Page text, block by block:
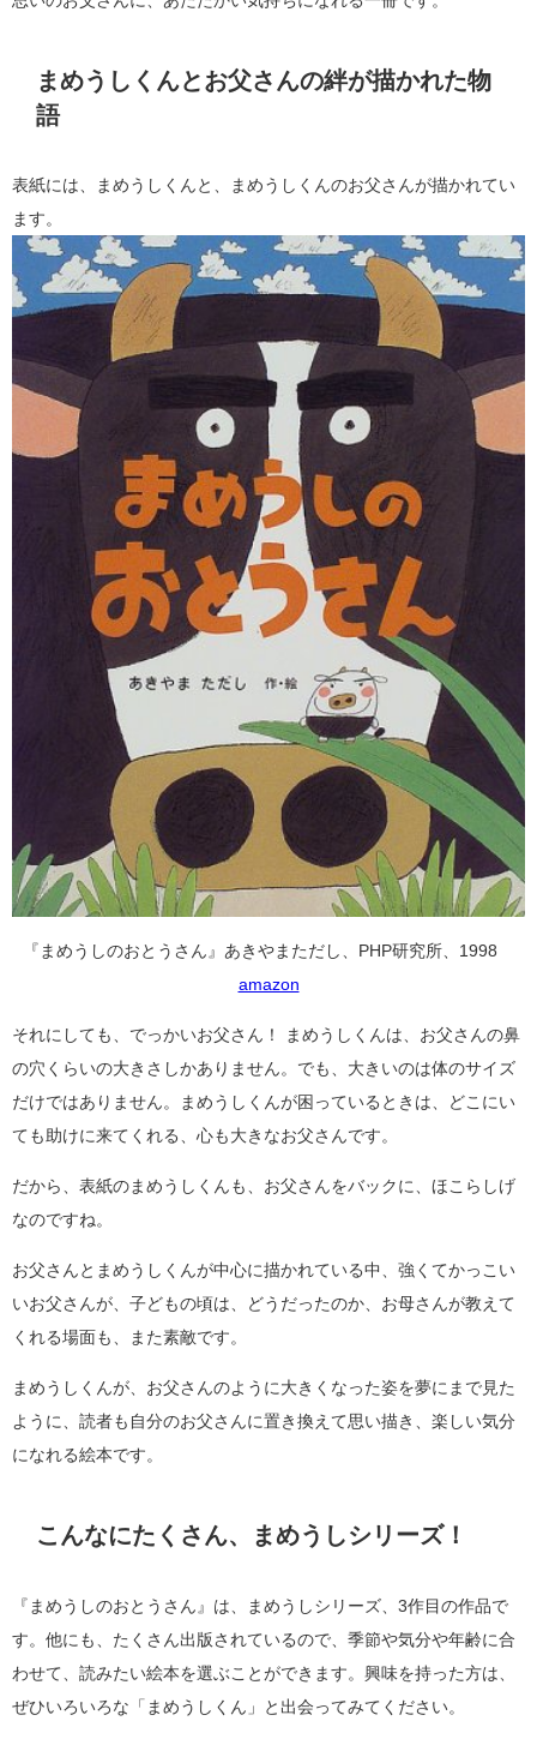
まめうしくんとお父さんの絆が描かれた物
語
表紙には、まめうしくんと、まめうしくんのお父さんが描かれてい
ます。
『まめうしのおとうさん』あきやまただし、PHP研究所、1998
amazon
それにしても、でっかいお父さん！ まめうしくんは、お父さんの鼻
の穴くらいの大きさしかありません。でも、大きいのは体のサイズ
だけではありません。まめうしくんが困っているときは、どこにい
ても助けに来てくれる、心も大きなお父さんです。
だから、表紙のまめうしくんも、お父さんをバックに、ほこらしげ
なのですね。
お父さんとまめうしくんが中心に描かれている中、強くてかっこい
いお父さんが、子どもの頃は、どうだったのか、お母さんが教えて
くれる場面も、また素敵です。
まめうしくんが、お父さんのように大きくなった姿を夢にまで見た
ように、読者も自分のお父さんに置き換えて思い描き、楽しい気分
になれる絵本です。
こんなにたくさん、まめうしシリーズ！
『まめうしのおとうさん』は、まめうしシリーズ、3作目の作品で
す。他にも、たくさん出版されているので、季節や気分や年齢に合
わせて、読みたい絵本を選ぶことができます。興味を持った方は、
ぜひいろいろな「まめうしくん」と出会ってみてください。